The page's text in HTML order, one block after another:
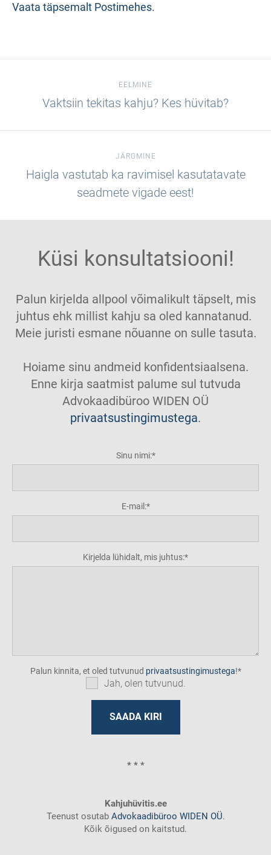
Vaata täpsemalt Postimehes.
EELMINE
Vaktsiin tekitas kahju? Kes hüvitab?
JÄRGMINE
Haigla vastutab ka ravimisel kasutatavate
seadmete vigade eest!
Küsi konsultatsiooni!
Palun kirjelda allpool võimalikult täpselt, mis
juhtus ehk millist kahju sa oled kannatanud.
Meie juristi esmane nõuanne on sulle tasuta.
Hoiame sinu andmeid konfidentsiaalsena.
Enne kirja saatmist palume sul tutvuda
Advokaadibüroo WIDEN OÜ
privaatsustingimustega.
Sinu nimi:
E-mail:
Kirjelda lühidalt, mis juhtus:
Palun kinnita, et oled tutvunud privaatsustingimustega!
Jah, olen tutvunud.
* * *
Kahjuhüvitis.ee
Teenust osutabAdvokaadibüroo WIDEN OÜ.
Kõik õigused on kaitstud.